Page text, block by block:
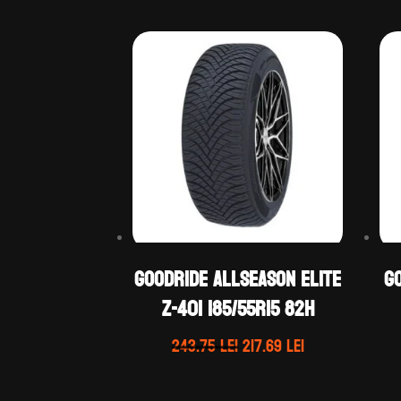
GOODRIDE ALLSEASON ELITE
Z-401 185/55R15 82H
243.75leiPrețul
217.69leiPrețul